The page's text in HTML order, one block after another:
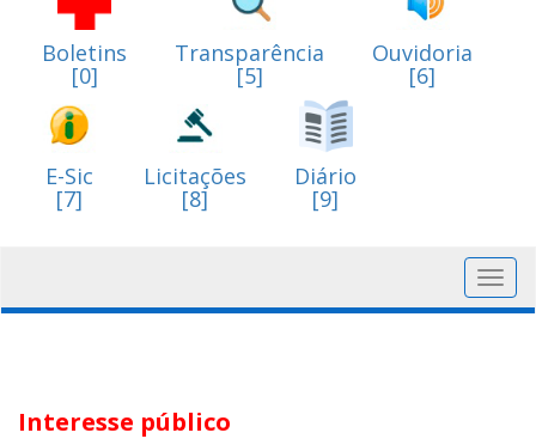
Boletins
[0]
Transparência
[5]
Ouvidoria
[6]
E-Sic
[7]
Licitações
[8]
Diário
[9]
Interesse público